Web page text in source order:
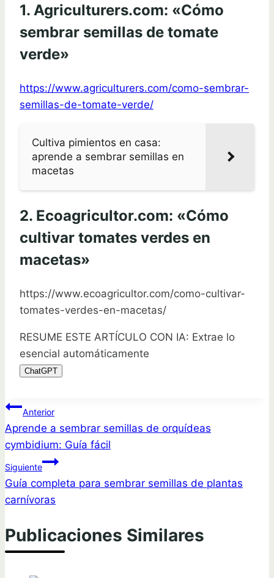
1. Agriculturers.com: «Cómo
sembrar semillas de tomate
verde»
https://www.agriculturers.com/como-sembrar-
semillas-de-tomate-verde/
Cultiva pimientos en casa:
aprende a sembrar semillas en
macetas
2. Ecoagricultor.com: «Cómo
cultivar tomates verdes en
macetas»
https://www.ecoagricultor.com/como-cultivar-
tomates-verdes-en-macetas/
RESUME ESTE ARTÍCULO CON IA: Extrae lo
esencial automáticamente
ChatGPT
Navegación
de
entradas
Anterior
Aprende a sembrar semillas de orquídeas
cymbidium: Guía fácil
Siguiente
Guía completa para sembrar semillas de plantas
carnívoras
Publicaciones Similares